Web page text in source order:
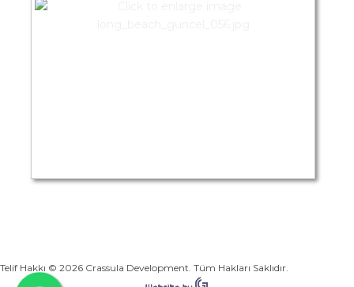
Telif Hakkı © 2026 Crassula Development. Tüm Hakları Saklıdır.